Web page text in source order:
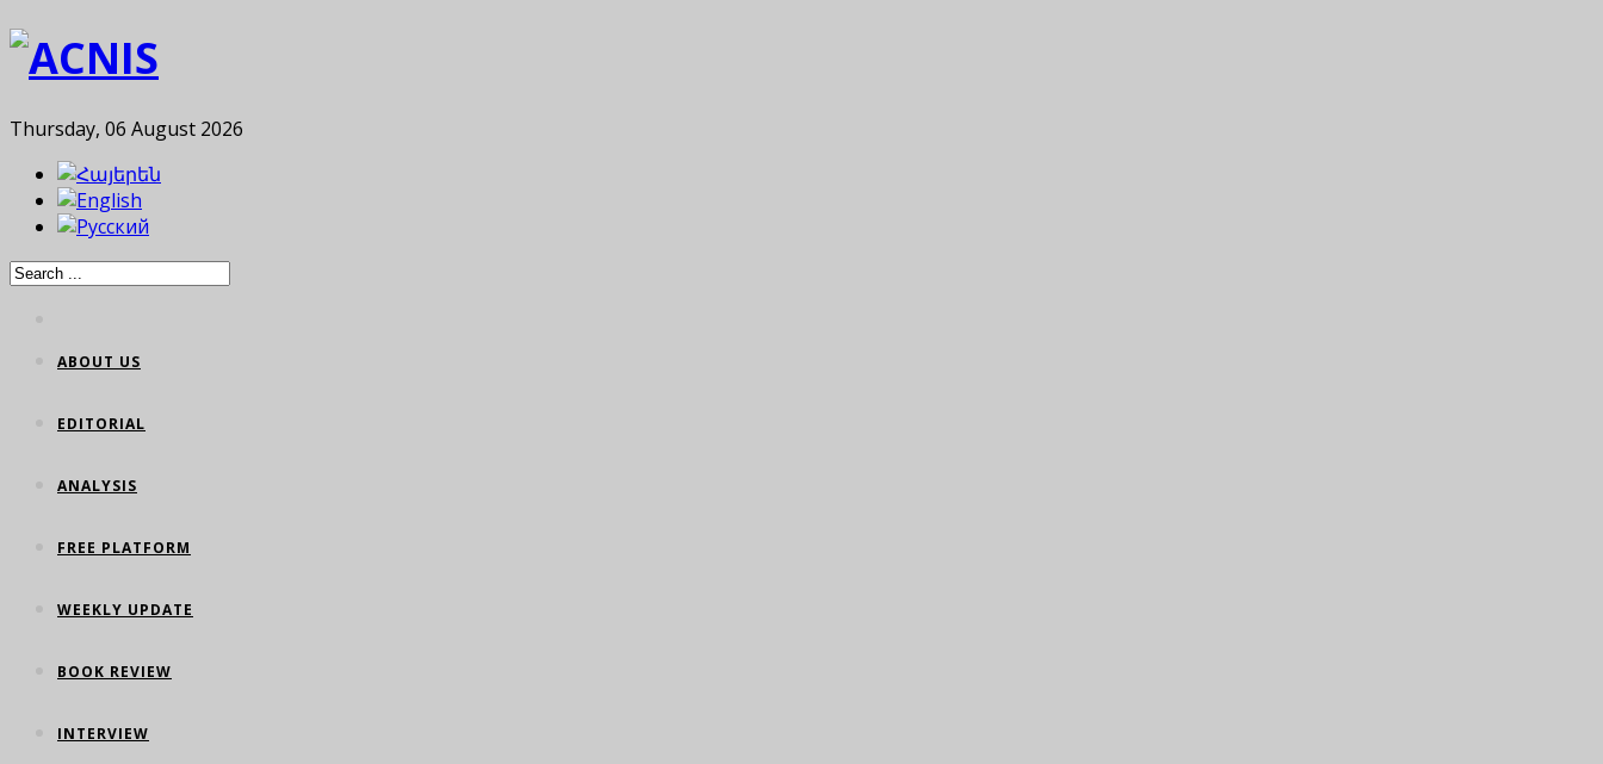
Thursday, 06 August 2026
ABOUT US
EDITORIAL
ANALYSIS
FREE PLATFORM
WEEKLY UPDATE
BOOK REVIEW
INTERVIEW